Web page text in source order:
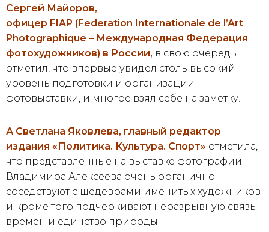
Сергей Майоров,
офицер FIAP (Federation Internationale de l’Art
Photographique – Международная Федерация
фотохудожников) в России, в свою очередь
отметил, что впервые увидел столь высокий
уровень подготовки и организации
фотовыставки, и многое взял себе на заметку.
А Светлана Яковлева, главный редактор
издания «Политика. Культура. Спорт» отметила,
что представленные на выставке фотографии
Владимира Алексеева очень органично
соседствуют с шедеврами именитых художников
и кроме того подчеркивают неразрывную связь
времен и единство природы.